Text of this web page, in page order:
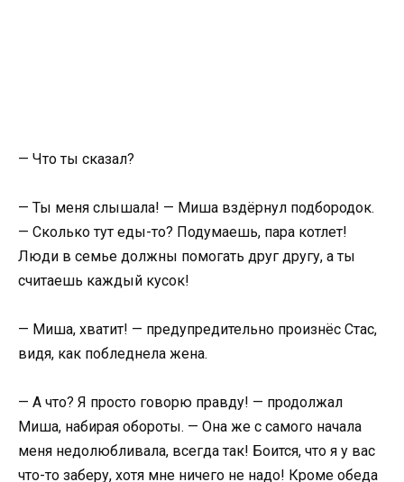
— Что ты сказал?
— Ты меня слышала! — Миша вздёрнул подбородок.
— Сколько тут еды-то? Подумаешь, пара котлет!
Люди в семье должны помогать друг другу, а ты
считаешь каждый кусок!
— Миша, хватит! — предупредительно произнёс Стас,
видя, как побледнела жена.
— А что? Я просто говорю правду! — продолжал
Миша, набирая обороты. — Она же с самого начала
меня недолюбливала, всегда так! Боится, что я у вас
что-то заберу, хотя мне ничего не надо! Кроме обеда